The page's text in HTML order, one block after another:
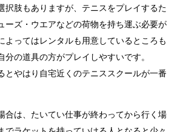
択肢もありますが、テニスをプレイするた
ーズ・ウエアなどの荷物を持ち運ぶ必要が
よってはレンタルも用意しているところも
分の道具の方がプレイしやすいです。
とやはり自宅近くのテニススクールが一番
合は、たいてい仕事が終わってから行く場